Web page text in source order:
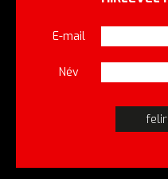
E-mail
Név